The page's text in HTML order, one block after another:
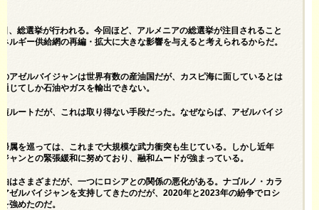
、総選挙が行われる。今回ほど、アルメニアの総選挙が注目されること
ルギー供給網の再編・拡大に大きな影響を与えると考えられるからだ。
アゼルバイジャンは世界有数の産油国だが、カスピ海に面しているとは
じてしか石油やガスを輸出できない。
ルートだが、これは取り得ない手段だった。なぜならば、アゼルバイジ
属を巡っては、これまで大規模な武力衝突も生じている。しかし近年
ャンとの緊張緩和に努めており、融和ムードが強まっている。
はさまざまだが、一つにロシアとの関係の悪化がある。ナゴルノ・カラ
ゼルバイジャンを支持してきたのだが、2020年と2023年の紛争でロシ
強めたのだ。